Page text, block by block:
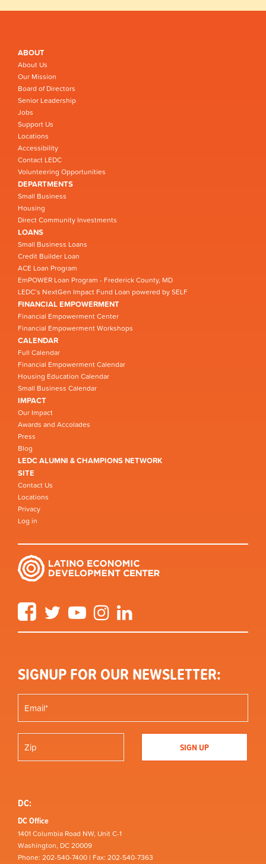
ABOUT
About Us
Our Mission
Board of Directors
Senior Leadership
Jobs
Support Us
Locations
Accessibility
Contact LEDC
Volunteering Opportunities
DEPARTMENTS
Small Business
Housing
Direct Community Investments
LOANS
Small Business Loans
Credit Builder Loan
ACE Loan Program
EmPOWER Loan Program - Frederick County, MD
LEDC’s NextGen Impact Fund Loan powered by SELF
FINANCIAL EMPOWERMENT
Financial Empowerment Center
Financial Empowerment Workshops
CALENDAR
Full Calendar
Financial Empowerment Calendar
Housing Education Calendar
Small Business Calendar
IMPACT
Our Impact
Awards and Accolades
Press
Blog
LEDC ALUMNI & CHAMPIONS NETWORK
SITE
Contact Us
Locations
Privacy
Log in
FacebookTwitter YouTube Instagram
SIGNUP FOR OUR NEWSLETTER:
DC:
DC Office
1401 Columbia Road NW, Unit C-1
Washington, DC 20009
Phone: 202-540-7400 | Fax: 202-540-7363